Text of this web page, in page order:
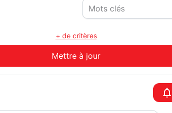
+ de critères